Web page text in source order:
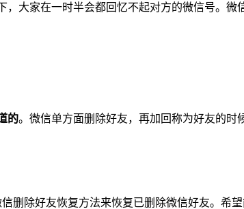
大家在一时半会都回忆不起对方的微信号。
的。微信单方面删除好友，再加回称为好友的时
删除好友恢复方法来恢复已删除微信好友。希